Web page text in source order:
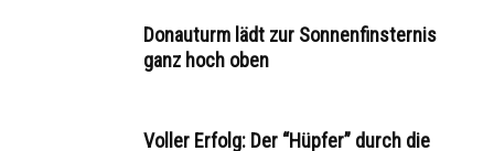
Donauturm lädt zur Sonnenfinsternis
ganz hoch oben
Voller Erfolg: Der “Hüpfer” durch die